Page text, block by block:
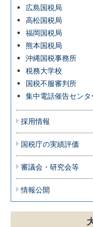
広島国税局
高松国税局
福岡国税局
熊本国税局
沖縄国税事務所
税務大学校
国税不服審判所
集中電話催告センタ
採用情報
国税庁の実績評価
審議会・研究会等
情報公開